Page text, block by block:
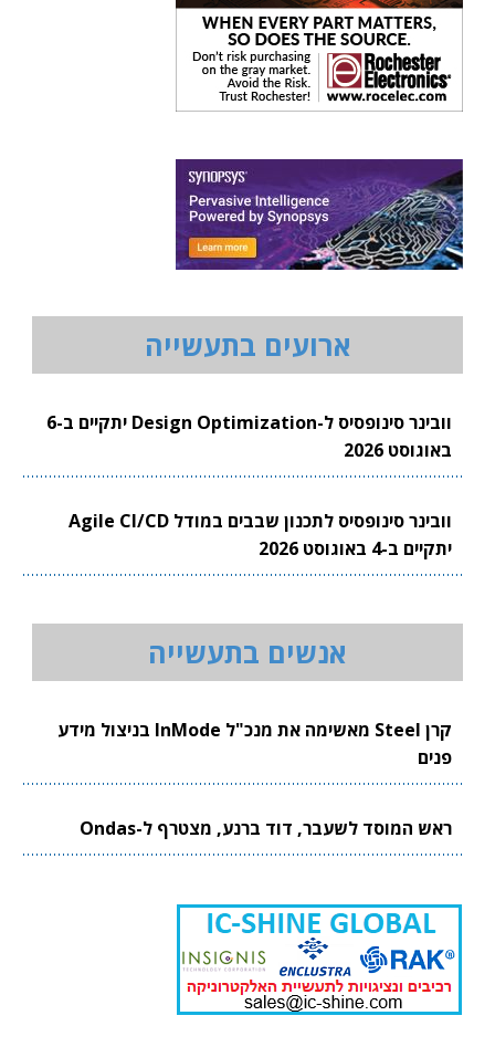
ארועים בתעשייה
וובינר סינופסיס ל-Design Optimization יתקיים ב-6
באוגוסט 2026
וובינר סינופסיס לתכנון שבבים במודל Agile CI/CD
יתקיים ב-4 באוגוסט 2026
אנשים בתעשייה
קרן Steel מאשימה את מנכ"ל InMode בניצול מידע
פנים
ראש המוסד לשעבר, דוד ברנע, מצטרף ל-Ondas